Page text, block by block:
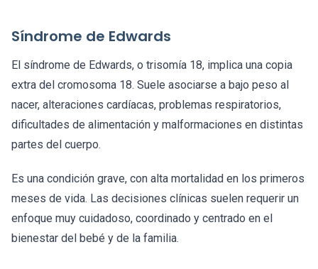
Síndrome de Edwards
El síndrome de Edwards, o trisomía 18, implica una copia
extra del cromosoma 18. Suele asociarse a bajo peso al
nacer, alteraciones cardíacas, problemas respiratorios,
dificultades de alimentación y malformaciones en distintas
partes del cuerpo.
Es una condición grave, con alta mortalidad en los primeros
meses de vida. Las decisiones clínicas suelen requerir un
enfoque muy cuidadoso, coordinado y centrado en el
bienestar del bebé y de la familia.